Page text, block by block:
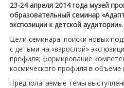
23-24 апреля 2014 года музей
образовательный семинар
экспозиции к детской аудитории».
Цели семинара: поиски новых
с детьми на «взрослой»
профиля; формирование
космического профиля в объеме
Предполагаемые темы